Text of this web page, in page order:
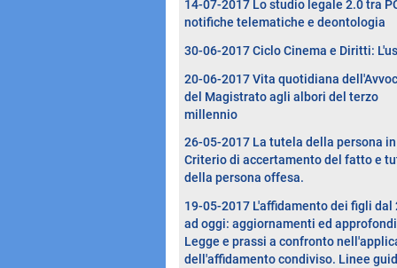
14-07-2017 Lo studio legale 2.0 tra
notifiche telematiche e deontologia
30-06-2017 Ciclo Cinema e Diritti:
20-06-2017 Vita quotidiana
del Magistrato agli albori del terzo
millennio
26-05-2017 La tutela della persona
Criterio di accertamento del fatto e
della persona offesa.
19-05-2017 L'affidamento dei figli dal
ad oggi: aggiornamenti ed
Legge e prassi a confronto
dell'affidamento condiviso. Linee